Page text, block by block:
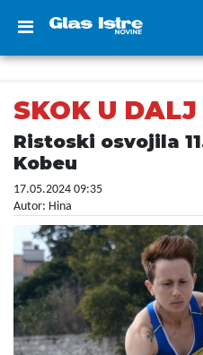
SKOK U DALJ
Ristoski osvojila
Kobeu
17.05.2024 09:35
Autor: Hina